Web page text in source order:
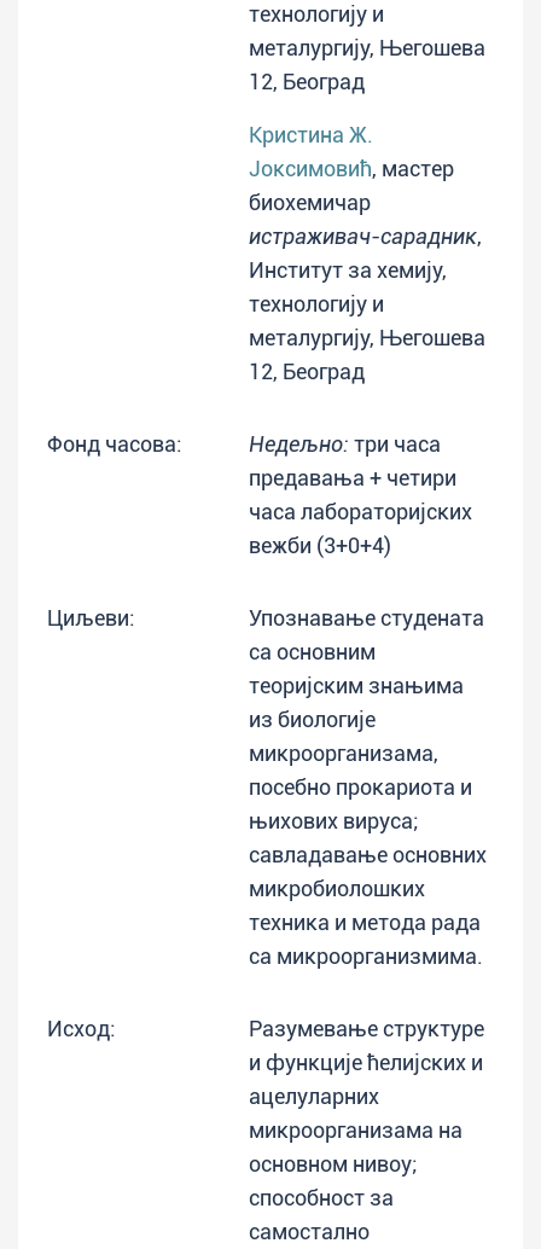
технологију и
металургију, Његошева
12, Београд
Кристина Ж.
Јоксимовић, мастер
биохемичар
истраживач-сарадник,
Институт за хемију,
технологију и
металургију, Његошева
12, Београд
Фонд часова: Недељно: три часа
предавања + четири
часа лабораторијских
вежби (3+0+4)
Циљеви:
Упознавање студената
са основним
теоријским знањима
из биологије
микроорганизама,
посебно прокариота и
њихових вируса;
савладавање основних
микробиолошких
техника и метода рада
са микроорганизмима.
Исход:
Разумевање структуре
и функције ћелијских и
ацелуларних
микроорганизама на
основном нивоу;
способност за
самостално